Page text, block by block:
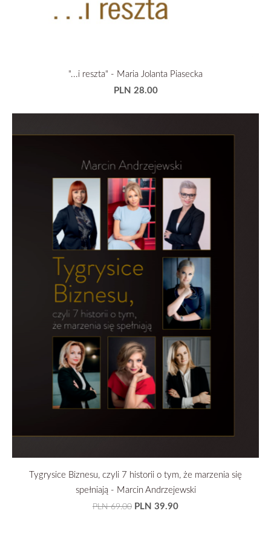
"...i reszta" - Maria Jolanta Piasecka
PLN 28.00
Tygrysice Biznesu, czyli 7 historii o tym, że marzenia się
spełniają - Marcin Andrzejewski
PLN 69.00 PLN 39.90